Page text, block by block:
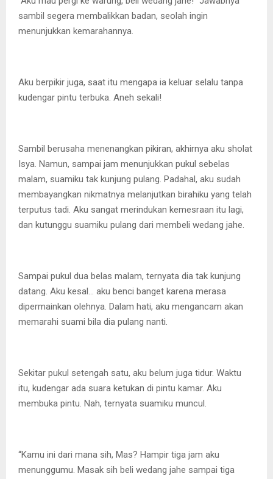
sambil segera membalikkan badan, seolah ingin
menunjukkan kemarahannya.
Aku berpikir juga, saat itu mengapa ia keluar selalu tanpa
kudengar pintu terbuka. Aneh sekali!
Sambil berusaha menenangkan pikiran, akhirnya aku sholat
Isya. Namun, sampai jam menunjukkan pukul sebelas
malam, suamiku tak kunjung pulang. Padahal, aku sudah
membayangkan nikmatnya melanjutkan birahiku yang telah
terputus tadi. Aku sangat merindukan kemesraan itu lagi,
dan kutunggu suamiku pulang dari membeli wedang jahe.
Sampai pukul dua belas malam, ternyata dia tak kunjung
datang. Aku kesal… aku benci banget karena merasa
dipermainkan olehnya. Dalam hati, aku mengancam akan
memarahi suami bila dia pulang nanti.
Sekitar pukul setengah satu, aku belum juga tidur. Waktu
itu, kudengar ada suara ketukan di pintu kamar. Aku
membuka pintu. Nah, ternyata suamiku muncul.
“Kamu ini dari mana sih, Mas? Hampir tiga jam aku
menunggumu. Masak sih beli wedang jahe sampai tiga